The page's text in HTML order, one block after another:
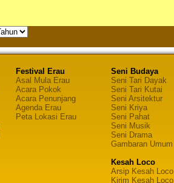
Festival Erau
Asal Mula Erau
Acara Pokok
Acara Penunjang
Agenda Erau
Peta Lokasi Erau
Seni Budaya
Seni Tari Dayak
Seni Tari Kutai
Seni Arsitektur
Seni Kriya
Seni Pahat
Seni Musik
Seni Drama
Gambaran Umum
Kesah Loco
Arsip Kesah Loco
Kirim Kesah Loco